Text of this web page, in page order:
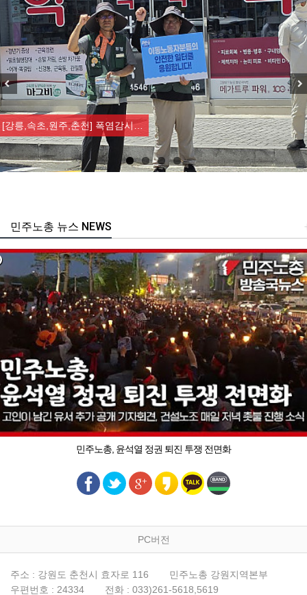
[강릉,속초,원주,춘천] 폭염감시…
주노총 뉴스 NEWS
민주노총, 윤석열 정권 퇴진 투쟁 전면화
PC버전
주소 : 강원도 춘천시 효자로 116
민주노총 강원지역본부
우편번호 : 24334
전화 : 033)261-5618,5619